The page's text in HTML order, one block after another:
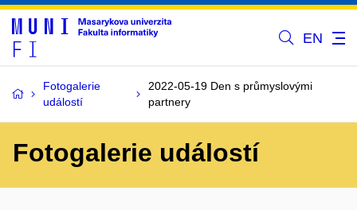
EN
Fotogalerie
událostí
2022-05-19 Den s průmyslovými
partnery
Fotogalerie událostí